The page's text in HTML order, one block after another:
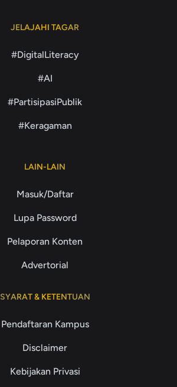
JELAJAHI TAGAR
#DigitalLiteracy
#AI
#PartisipasiPublik
#Keragaman
LAIN-LAIN
Masuk/Daftar
Lupa Password
Pelaporan Konten
Advertorial
SYARAT & KETENTUAN
Pendaftaran Kampus
Disclaimer
Kebijakan Privasi